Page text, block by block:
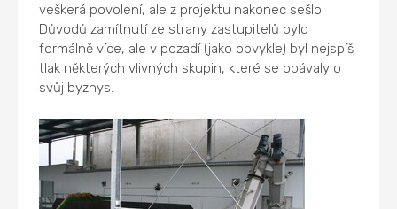
veškerá povolení, ale z projektu nakonec sešlo.
Důvodů zamítnutí ze strany zastupitelů bylo
formálně více, ale v pozadí (jako obvykle) byl nejspíš
tlak některých vlivných skupin, které se obávaly o
svůj byznys.